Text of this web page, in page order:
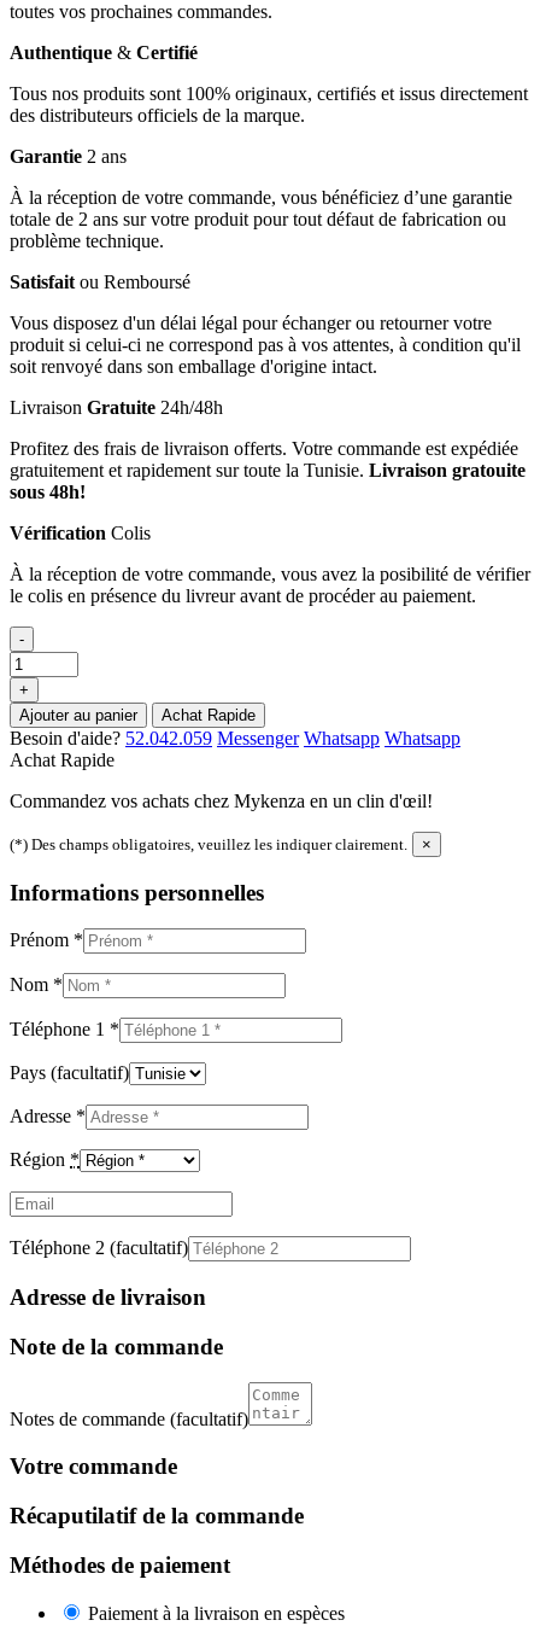
toutes vos prochaines commandes.
Authentique & Certifié
Tous nos produits sont 100% originaux, certifiés et issus directement
des distributeurs officiels de la marque.
Garantie 2 ans
À la réception de votre commande, vous bénéficiez d’une garantie
totale de 2 ans sur votre produit pour tout défaut de fabrication ou
problème technique.
Satisfait ou Remboursé
Vous disposez d'un délai légal pour échanger ou retourner votre
produit si celui-ci ne correspond pas à vos attentes, à condition qu'il
soit renvoyé dans son emballage d'origine intact.
Livraison Gratuite 24h/48h
Profitez des frais de livraison offerts. Votre commande est expédiée
gratuitement et rapidement sur toute la Tunisie. Livraison gratouite
sous 48h!
Vérification Colis
À la réception de votre commande, vous avez la posibilité de vérifier
le colis en présence du livreur avant de procéder au paiement.
-
+
Ajouter au panier
Achat Rapide
Besoin d'aide? 52.042.059 Messenger Whatsapp Whatsapp
Achat Rapide
Commandez vos achats chez Mykenza en un clin d'œil!
(*) Des champs obligatoires, veuillez les indiquer clairement. ×
Informations personnelles
Prénom *
Nom *
Téléphone 1 *
Pays (facultatif)
Adresse *
Région *
Email
Téléphone 2 (facultatif)
Adresse de livraison
Note de la commande
Notes de commande (facultatif)
Votre commande
Récaputilatif de la commande
Méthodes de paiement
Paiement à la livraison en espèces